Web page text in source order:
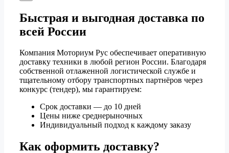
Быстрая и выгодная доставка по
всей России
Компания Моториум Рус обеспечивает оперативную
доставку техники в любой регион России. Благодаря
собственной отлаженной логистической службе и
тщательному отбору транспортных партнёров через
конкурс (тендер), мы гарантируем:
Срок доставки — до 10 дней
Цены ниже среднерыночных
Индивидуальный подход к каждому заказу
Как оформить доставку?